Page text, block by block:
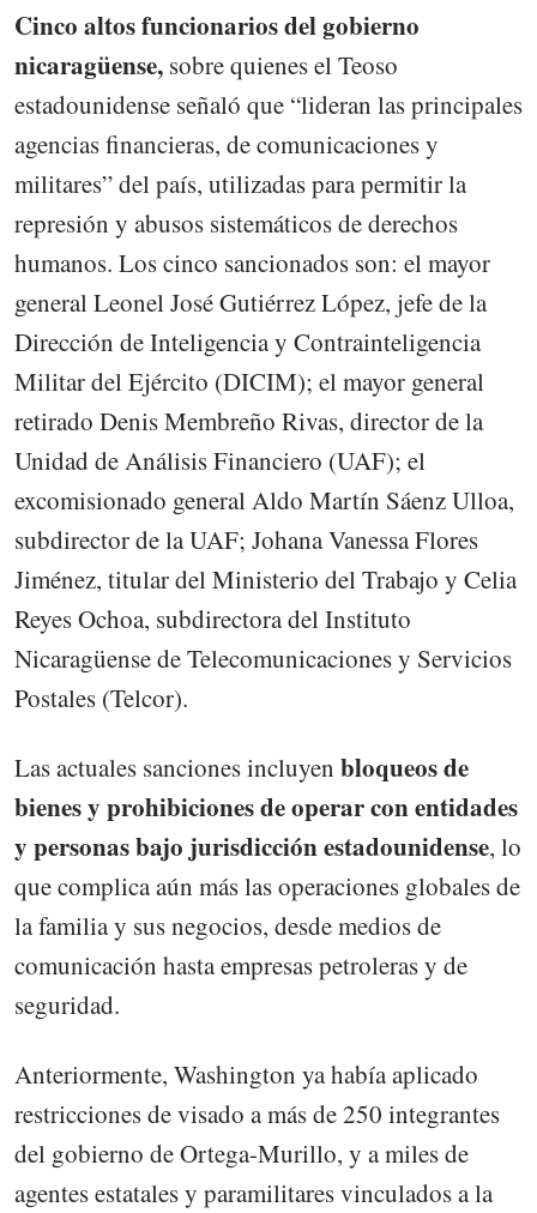
Cinco altos funcionarios del gobierno
nicaragüense, sobre quienes el Teoso
estadounidense señaló que “lideran las principales
agencias financieras, de comunicaciones y
militares” del país, utilizadas para permitir la
represión y abusos sistemáticos de derechos
humanos. Los cinco sancionados son: el mayor
general Leonel José Gutiérrez López, jefe de la
Dirección de Inteligencia y Contrainteligencia
Militar del Ejército (DICIM); el mayor general
retirado Denis Membreño Rivas, director de la
Unidad de Análisis Financiero (UAF); el
excomisionado general Aldo Martín Sáenz Ulloa,
subdirector de la UAF; Johana Vanessa Flores
Jiménez, titular del Ministerio del Trabajo y Celia
Reyes Ochoa, subdirectora del Instituto
Nicaragüense de Telecomunicaciones y Servicios
Postales (Telcor).
Las actuales sanciones incluyen bloqueos de
bienes y prohibiciones de operar con entidades
y personas bajo jurisdicción estadounidense, lo
que complica aún más las operaciones globales de
la familia y sus negocios, desde medios de
comunicación hasta empresas petroleras y de
seguridad.
Anteriormente, Washington ya había aplicado
restricciones de visado a más de 250 integrantes
del gobierno de Ortega-Murillo, y a miles de
agentes estatales y paramilitares vinculados a la